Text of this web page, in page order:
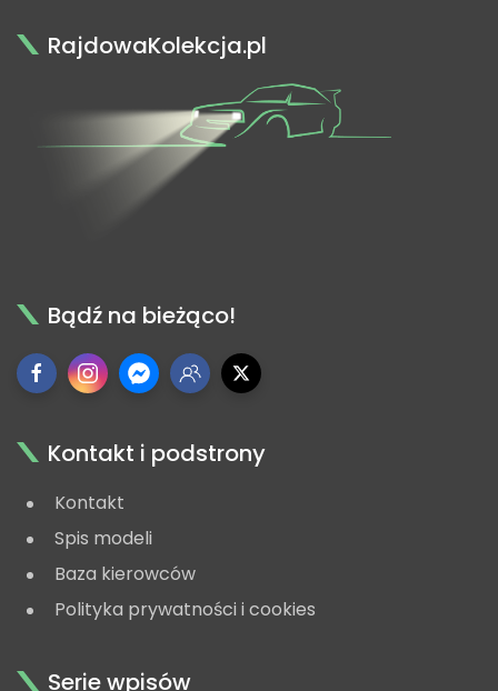
RajdowaKolekcja.pl
Bądź na bieżąco!
Kontakt i podstrony
Kontakt
Spis modeli
Baza kierowców
Polityka prywatności i cookies
Serie wpisów